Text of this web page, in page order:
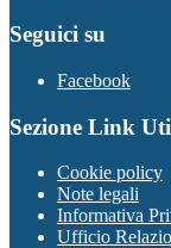
Seguici su
Facebook
Sezione Link
Cookie policy
Note legali
Informativa
Ufficio